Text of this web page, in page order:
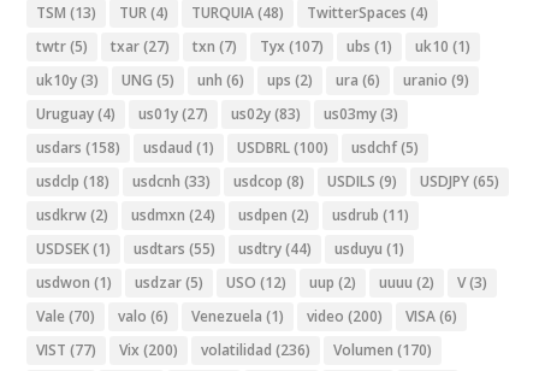
TSM (13) TUR(4) TURQUIA(48) TwitterSpaces (4)
twtr(5) txar(27) txn (7) Tyx (107) ubs (1) uk10 (1)
uk10y(3) UNG (5) unh (6) ups (2) ura (6) uranio (9)
Uruguay(4) us01y(27) us02y(83) us03my(3)
usdars (158) usdaud (1) USDBRL(100) usdchf(5)
usdclp (18) usdcnh (33) usdcop (8) USDILS (9) USDJPY(65)
usdkrw(2) usdmxn (24) usdpen (2) usdrub (11)
USDSEK(1) usdtars (55) usdtry(44) usduyu (1)
usdwon (1) usdzar(5) USO (12) uup (2) uuuu (2) V(3)
Vale (70) valo (6) Venezuela (1) video (200) VISA(6)
VIST (77) Vix (200) volatilidad (236) Volumen (170)